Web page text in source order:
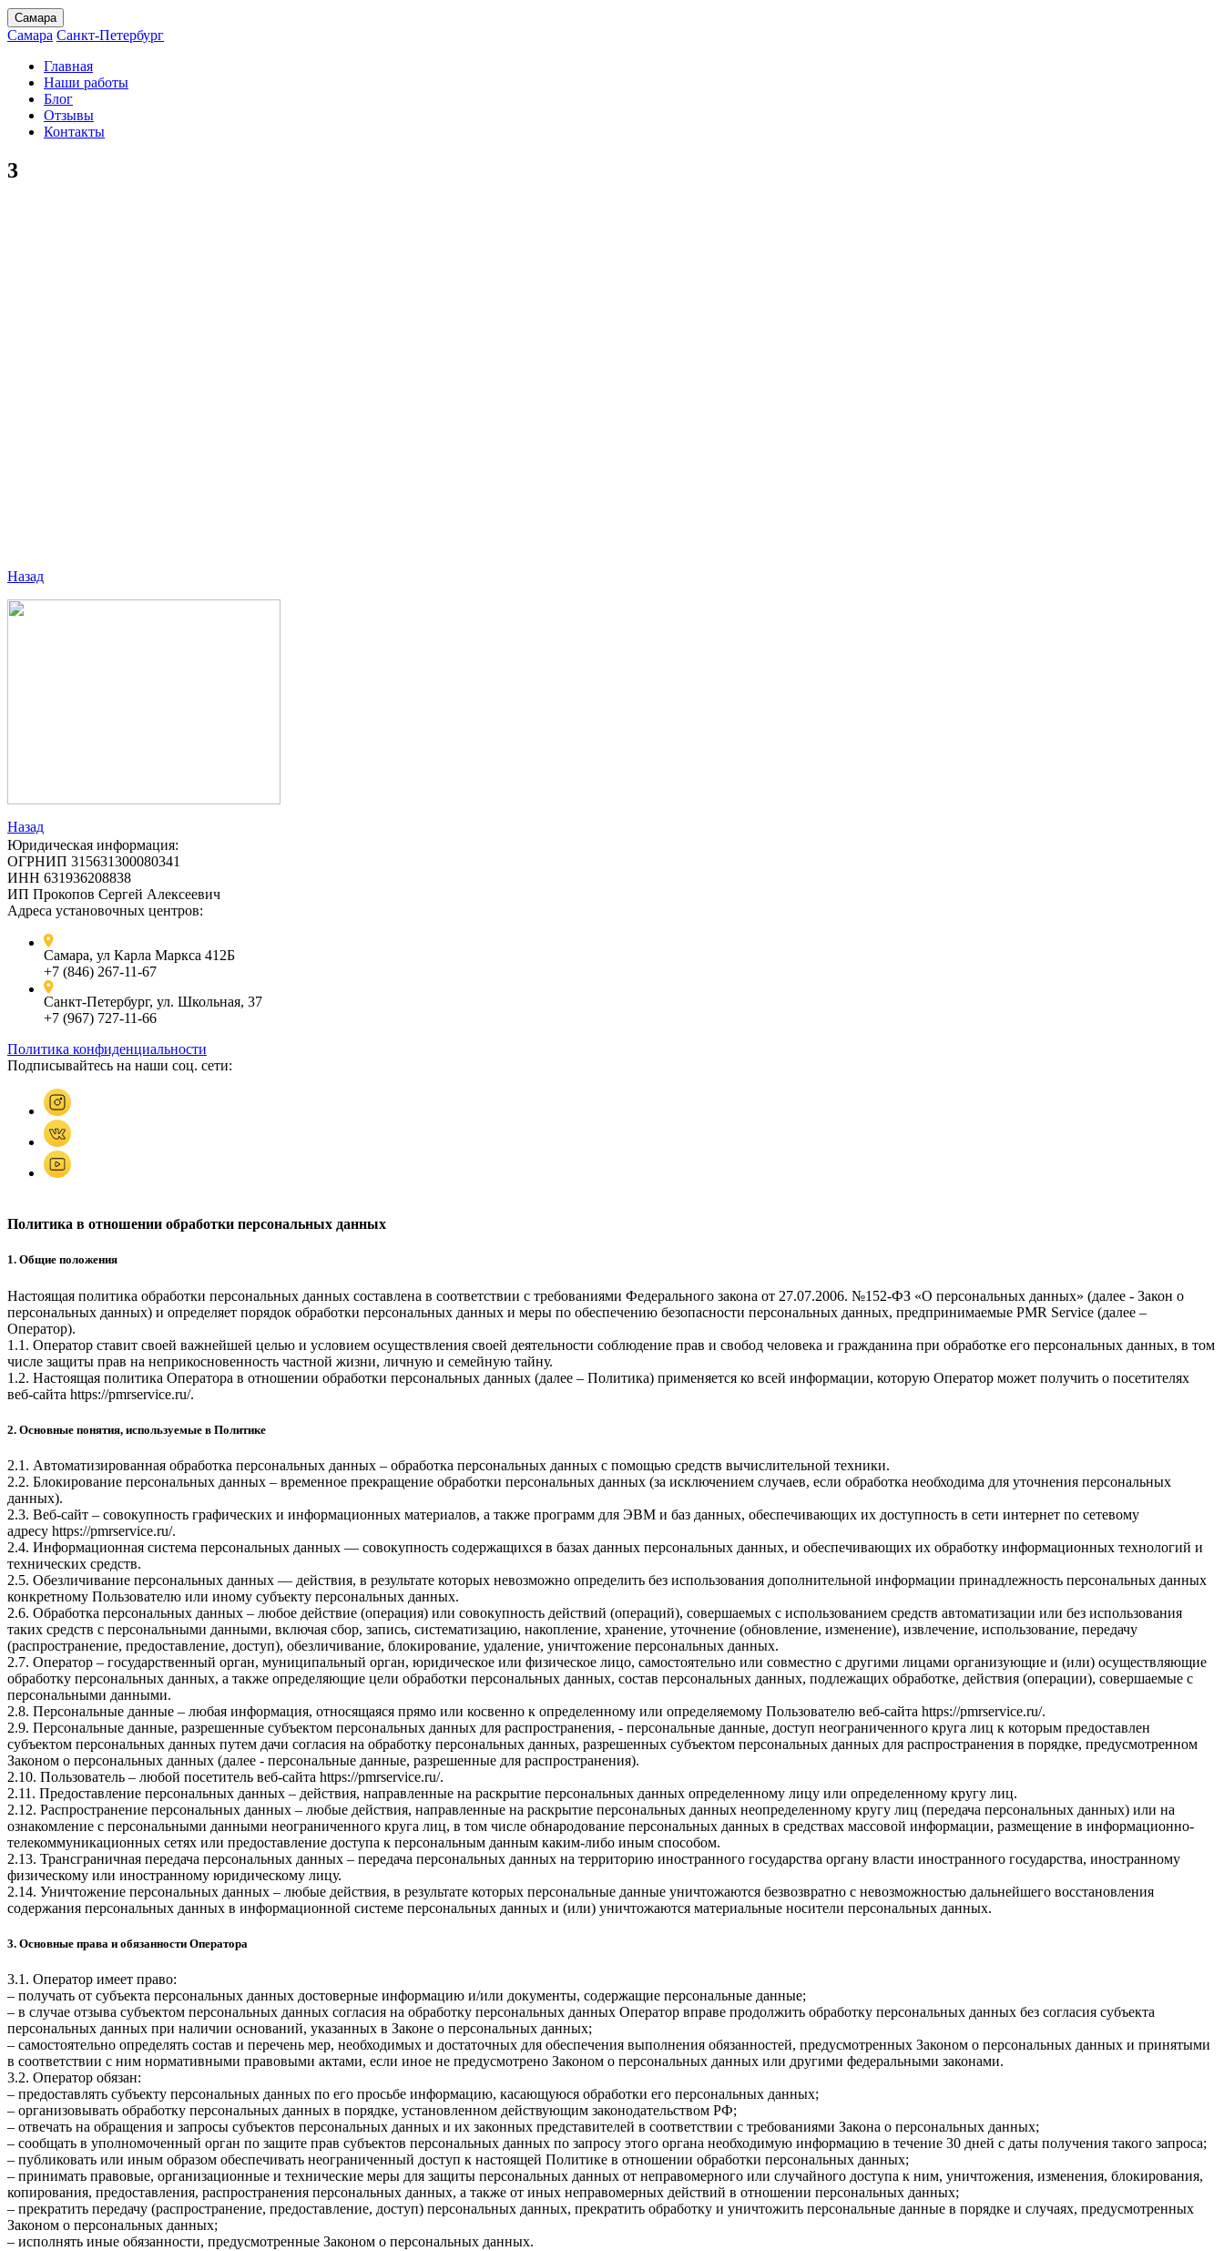
Самара
Самара Санкт-Петербург
Главная
Наши работы
Блог
Отзывы
Контакты
3
Назад
Назад
Юридическая информация:
ОГРНИП 315631300080341
ИНН 631936208838
ИП Прокопов Сергей Алексеевич
Адреса установочных центров:
Самара, ул Карла Маркса 412Б
+7 (846) 267-11-67
Санкт-Петербург, ул. Школьная, 37
+7 (967) 727-11-66
Политика конфиденциальности
Подписывайтесь на наши соц. сети:
Политика в отношении обработки персональных данных
1. Общие положения
Настоящая политика обработки персональных данных составлена в соответствии с требованиями Федерального закона от 27.07.2006. №152-ФЗ «О персональных данных» (далее - Закон о
персональных данных) и определяет порядок обработки персональных данных и меры по обеспечению безопасности персональных данных, предпринимаемые PMR Service (далее –
Оператор).
1.1. Оператор ставит своей важнейшей целью и условием осуществления своей деятельности соблюдение прав и свобод человека и гражданина при обработке его персональных данных, в том
числе защиты прав на неприкосновенность частной жизни, личную и семейную тайну.
1.2. Настоящая политика Оператора в отношении обработки персональных данных (далее – Политика) применяется ко всей информации, которую Оператор может получить о посетителях
веб-сайта https://pmrservice.ru/.
2. Основные понятия, используемые в Политике
2.1. Автоматизированная обработка персональных данных – обработка персональных данных с помощью средств вычислительной техники.
2.2. Блокирование персональных данных – временное прекращение обработки персональных данных (за исключением случаев, если обработка необходима для уточнения персональных
данных).
2.3. Веб-сайт – совокупность графических и информационных материалов, а также программ для ЭВМ и баз данных, обеспечивающих их доступность в сети интернет по сетевому
адресу https://pmrservice.ru/.
2.4. Информационная система персональных данных — совокупность содержащихся в базах данных персональных данных, и обеспечивающих их обработку информационных технологий и
технических средств.
2.5. Обезличивание персональных данных — действия, в результате которых невозможно определить без использования дополнительной информации принадлежность персональных данных
конкретному Пользователю или иному субъекту персональных данных.
2.6. Обработка персональных данных – любое действие (операция) или совокупность действий (операций), совершаемых с использованием средств автоматизации или без использования
таких средств с персональными данными, включая сбор, запись, систематизацию, накопление, хранение, уточнение (обновление, изменение), извлечение, использование, передачу
(распространение, предоставление, доступ), обезличивание, блокирование, удаление, уничтожение персональных данных.
2.7. Оператор – государственный орган, муниципальный орган, юридическое или физическое лицо, самостоятельно или совместно с другими лицами организующие и (или) осуществляющие
обработку персональных данных, а также определяющие цели обработки персональных данных, состав персональных данных, подлежащих обработке, действия (операции), совершаемые с
персональными данными.
2.8. Персональные данные – любая информация, относящаяся прямо или косвенно к определенному или определяемому Пользователю веб-сайта https://pmrservice.ru/.
2.9. Персональные данные, разрешенные субъектом персональных данных для распространения, - персональные данные, доступ неограниченного круга лиц к которым предоставлен
субъектом персональных данных путем дачи согласия на обработку персональных данных, разрешенных субъектом персональных данных для распространения в порядке, предусмотренном
Законом о персональных данных (далее - персональные данные, разрешенные для распространения).
2.10. Пользователь – любой посетитель веб-сайта https://pmrservice.ru/.
2.11. Предоставление персональных данных – действия, направленные на раскрытие персональных данных определенному лицу или определенному кругу лиц.
2.12. Распространение персональных данных – любые действия, направленные на раскрытие персональных данных неопределенному кругу лиц (передача персональных данных) или на
ознакомление с персональными данными неограниченного круга лиц, в том числе обнародование персональных данных в средствах массовой информации, размещение в информационно-
телекоммуникационных сетях или предоставление доступа к персональным данным каким-либо иным способом.
2.13. Трансграничная передача персональных данных – передача персональных данных на территорию иностранного государства органу власти иностранного государства, иностранному
физическому или иностранному юридическому лицу.
2.14. Уничтожение персональных данных – любые действия, в результате которых персональные данные уничтожаются безвозвратно с невозможностью дальнейшего восстановления
содержания персональных данных в информационной системе персональных данных и (или) уничтожаются материальные носители персональных данных.
3. Основные права и обязанности Оператора
3.1. Оператор имеет право:
– получать от субъекта персональных данных достоверные информацию и/или документы, содержащие персональные данные;
– в случае отзыва субъектом персональных данных согласия на обработку персональных данных Оператор вправе продолжить обработку персональных данных без согласия субъекта
персональных данных при наличии оснований, указанных в Законе о персональных данных;
– самостоятельно определять состав и перечень мер, необходимых и достаточных для обеспечения выполнения обязанностей, предусмотренных Законом о персональных данных и принятыми
в соответствии с ним нормативными правовыми актами, если иное не предусмотрено Законом о персональных данных или другими федеральными законами.
3.2. Оператор обязан:
– предоставлять субъекту персональных данных по его просьбе информацию, касающуюся обработки его персональных данных;
– организовывать обработку персональных данных в порядке, установленном действующим законодательством РФ;
– отвечать на обращения и запросы субъектов персональных данных и их законных представителей в соответствии с требованиями Закона о персональных данных;
– сообщать в уполномоченный орган по защите прав субъектов персональных данных по запросу этого органа необходимую информацию в течение 30 дней с даты получения такого запроса;
– публиковать или иным образом обеспечивать неограниченный доступ к настоящей Политике в отношении обработки персональных данных;
– принимать правовые, организационные и технические меры для защиты персональных данных от неправомерного или случайного доступа к ним, уничтожения, изменения, блокирования,
копирования, предоставления, распространения персональных данных, а также от иных неправомерных действий в отношении персональных данных;
– прекратить передачу (распространение, предоставление, доступ) персональных данных, прекратить обработку и уничтожить персональные данные в порядке и случаях, предусмотренных
Законом о персональных данных;
– исполнять иные обязанности, предусмотренные Законом о персональных данных.